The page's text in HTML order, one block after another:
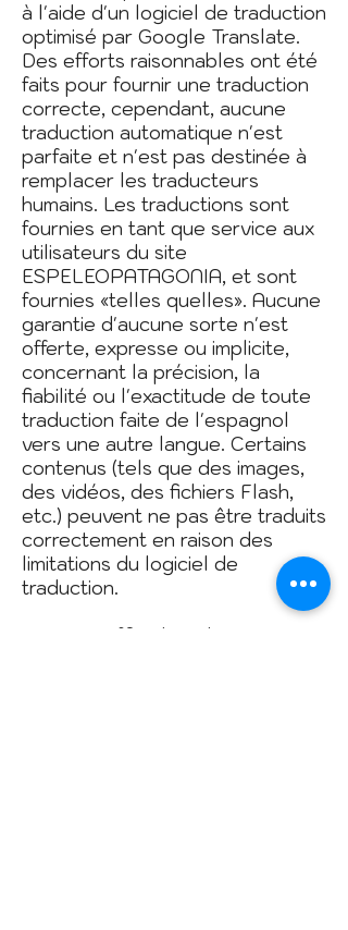
à l'aide d'un logiciel de traduction
optimisé par Google Translate.
Des efforts raisonnables ont été
faits pour fournir une traduction
correcte, cependant, aucune
traduction automatique n'est
parfaite et n'est pas destinée à
remplacer les traducteurs
humains. Les traductions sont
fournies en tant que service aux
utilisateurs du site
ESPELEOPATAGONIA, et sont
fournies «telles quelles». Aucune
garantie d'aucune sorte n'est
offerte, expresse ou implicite,
concernant la précision, la
fiabilité ou l'exactitude de toute
traduction faite de l'espagnol
vers une autre langue. Certains
contenus (tels que des images,
des vidéos, des fichiers Flash,
etc.) peuvent ne pas être traduits
correctement en raison des
limitations du logiciel de
traduction.
Le texte officiel est la version